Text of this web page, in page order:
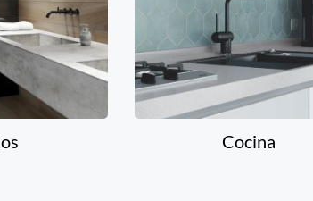
Cocina